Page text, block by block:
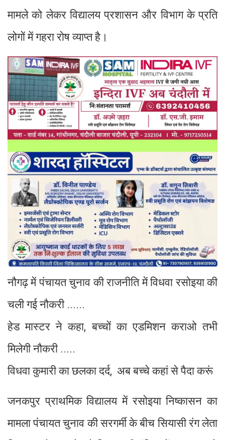
मामले को लेकर विद्यालय प्रशासन और विभाग के प्रति
लोगों में गहरा रोष व्याप्त है।
नौगढ़ में पंचायत चुनाव की राजनीति में विधवा रसोइया की
चली गई नौकरी ......
हेड मास्टर ने कहा, बच्चों का एडमिशन कराओ तभी
मिलेगी नौकरी .....
विधवा कुमारी का छलका दर्द, अब बच्चे कहां से पैदा करूं
जनकपुर प्राथमिक विद्यालय में रसोइया निष्कासन का
मामला पंचायत चुनाव की सरगर्मी के बीच सियासी रंग लेता